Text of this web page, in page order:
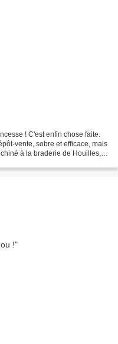
! C'est enfin chose faite.
vente, sobre et efficace, mais
à la braderie de Houilles,